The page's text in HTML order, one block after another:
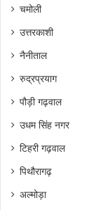
चमोली
उत्तरकाशी
नैनीताल
रुद्रप्रयाग
पौड़ी गढ़वाल
उधम सिंह नगर
टिहरी गढ़वाल
पिथौरागढ़
अल्मोड़ा